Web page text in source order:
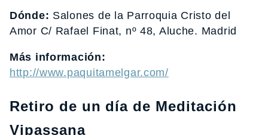
Dónde: Salones de la Parroquia Cristo del
Amor C/ Rafael Finat, nº 48, Aluche. Madrid
Más información:
http://www.paquitamelgar.com/
Retiro de un día de Meditación
Vipassana